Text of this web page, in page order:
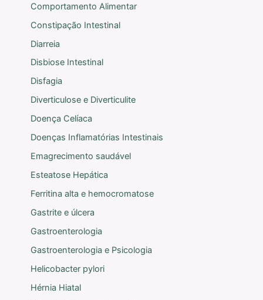
Comportamento Alimentar
Constipação Intestinal
Diarreia
Disbiose Intestinal
Disfagia
Diverticulose e Diverticulite
Doença Celíaca
Doenças Inflamatórias Intestinais
Emagrecimento saudável
Esteatose Hepática
Ferritina alta e hemocromatose
Gastrite e úlcera
Gastroenterologia
Gastroenterologia e Psicologia
Helicobacter pylori
Hérnia Hiatal